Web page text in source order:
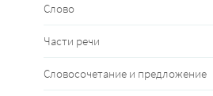
Слово
Части речи
Словосочетание и предложение